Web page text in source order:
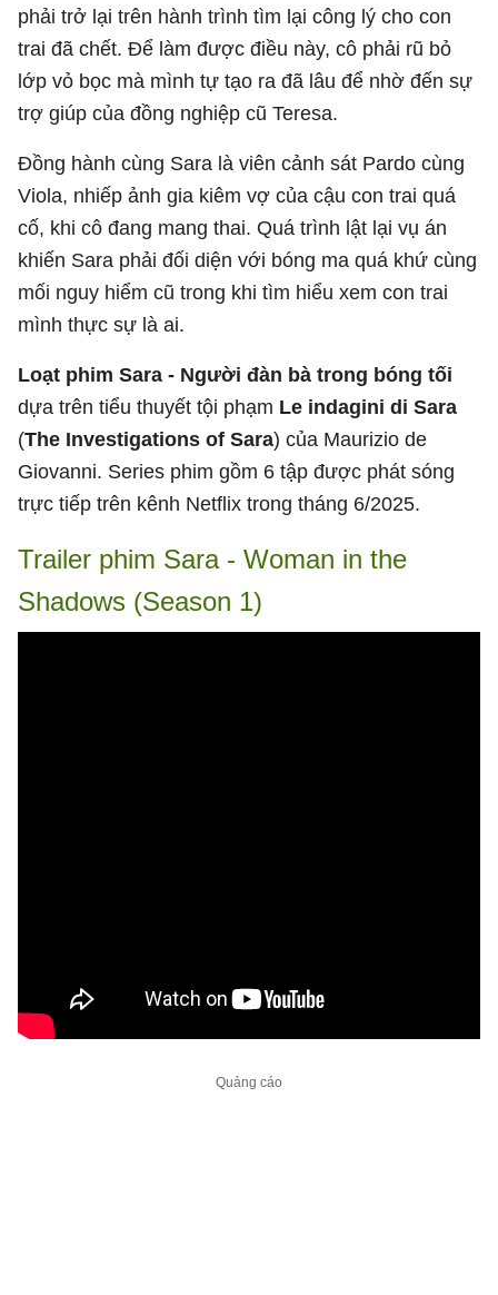
phải trở lại trên hành trình tìm lại công lý cho con
trai đã chết. Để làm được điều này, cô phải rũ bỏ
lớp vỏ bọc mà mình tự tạo ra đã lâu để nhờ đến sự
trợ giúp của đồng nghiệp cũ Teresa.
Đồng hành cùng Sara là viên cảnh sát Pardo cùng
Viola, nhiếp ảnh gia kiêm vợ của cậu con trai quá
cố, khi cô đang mang thai. Quá trình lật lại vụ án
khiến Sara phải đối diện với bóng ma quá khứ cùng
mối nguy hiểm cũ trong khi tìm hiểu xem con trai
mình thực sự là ai.
Loạt phim Sara - Người đàn bà trong bóng tối
dựa trên tiểu thuyết tội phạm Le indagini di Sara
(The Investigations of Sara) của Maurizio de
Giovanni. Series phim gồm 6 tập được phát sóng
trực tiếp trên kênh Netflix trong tháng 6/2025.
Trailer phim Sara - Woman in the
Shadows (Season 1)